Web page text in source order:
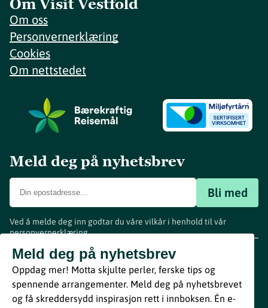
Om Visit Vestfold
Om oss
Personvernerklæring
Cookies
Om nettstedet
Meld deg på nyhetsbrev
Bli med
Ved å melde deg inn godtar du våre vilkår i henhold til vår
personvernerklæring.
Meld deg på nyhetsbrev
Oppdag mer! Motta skjulte perler, ferske tips og
spennende arrangementer. Meld deg på nyhetsbrevet
og få skreddersydd inspirasjon rett i innboksen. Én e-
www.visitvestfold.com
Turistinformasjon
Vestfold Fylkeskommune
ByBreakfast